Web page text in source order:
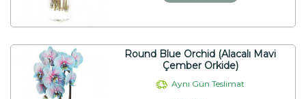
Round Blue Orchid (Alacalı Mavi
Çember Orkide)
Aynı Gün Teslimat